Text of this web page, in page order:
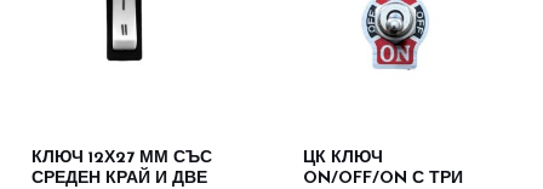
КЛЮЧ 12Х27 ММ СЪС
СРЕДЕН КРАЙ И ДВЕ
ЦК КЛЮЧ
ON/OFF/ON С ТРИ